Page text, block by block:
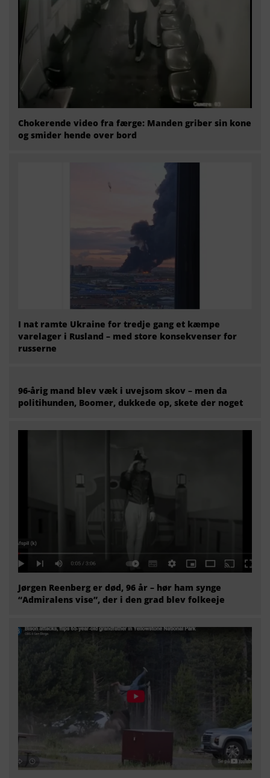
Chokerende video fra færge: Manden griber sin kone
og smider hende over bord
I nat ramte Ukraine for tredje gang et kæmpe
varelager i Rusland – med store konsekvenser for
russerne
96-årig mand blev væk i uvejsom skov – men da
politihunden, Boomer, dukkede op, skete der noget
Jørgen Reenberg er død, 96 år – hør ham synge
“Admiralens vise”, der i den grad blev folkeeje